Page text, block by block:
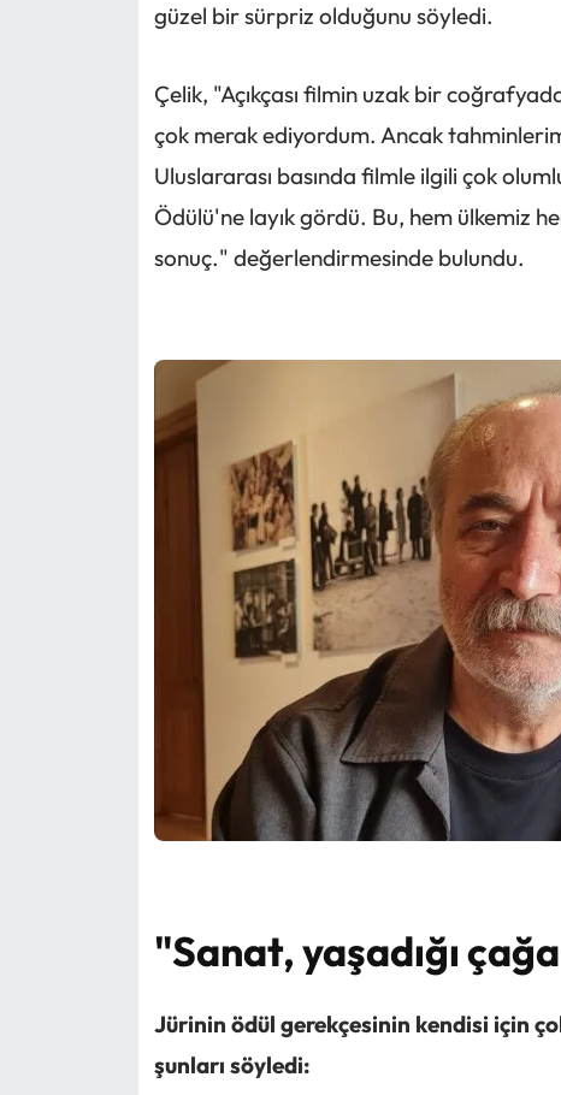
güzel bir sürpriz olduğunu söyledi.
Çelik, "Açıkçası filmin uzak bir
çok merak ediyordum. Ancak
Uluslararası basında filmle ilgili çok
Ödülü'ne layık gördü. Bu, hem ülkemiz
sonuç." değerlendirmesinde bulundu.
"Sanat, yaşadığı
Jürinin ödül gerekçesinin kendisi için
şunları söyledi: